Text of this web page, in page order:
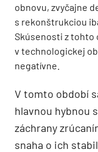
obnovu, zvyčajne
s rekonštrukciou
Skúsenosti z tohto
v technologickej
negatívne.
V tomto období
hlavnou hybnou
záchrany
snaha o ich